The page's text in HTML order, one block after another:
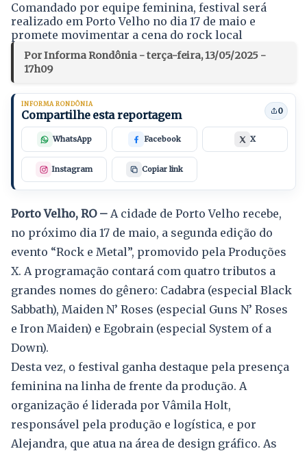
Comandado por equipe feminina, festival será
realizado em Porto Velho no dia 17 de maio e
promete movimentar a cena do rock local
Por Informa Rondônia - terça-feira, 13/05/2025 -
17h09
INFORMA RONDÔNIA
Compartilhe esta reportagem 0
WhatsApp Facebook X
Instagram Copiar link
Porto Velho, RO – A cidade de Porto Velho recebe,
no próximo dia 17 de maio, a segunda edição do
evento “Rock e Metal”, promovido pela Produções
X. A programação contará com quatro tributos a
grandes nomes do gênero: Cadabra (especial Black
Sabbath), Maiden N’ Roses (especial Guns N’ Roses
e Iron Maiden) e Egobrain (especial System of a
Down).
Desta vez, o festival ganha destaque pela presença
feminina na linha de frente da produção. A
organização é liderada por Vâmila Holt,
responsável pela produção e logística, e por
Alejandra, que atua na área de design gráfico. As